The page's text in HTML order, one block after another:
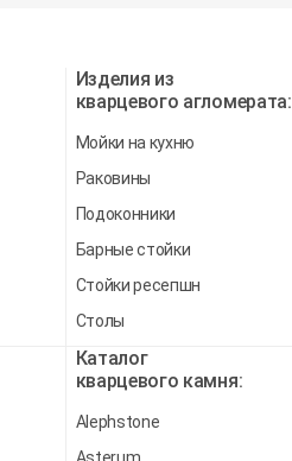
Изделия из
кварцевого агломерата:
Мойки на кухню
Раковины
Подоконники
Барные стойки
Стойки ресепшн
Столы
Каталог
кварцевого камня:
Alephstone